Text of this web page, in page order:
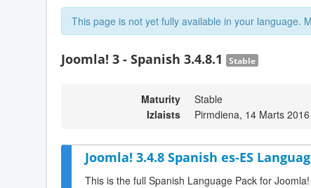
This page is not yet fully available in your language.
Joomla! 3 - Spanish 3.4.8.1 Stable
Maturity
Stable
Izlaists
Pirmdiena, 14 Marts
Joomla! 3.4.8 Spanish es-ES
This is the full Spanish Language Pack for